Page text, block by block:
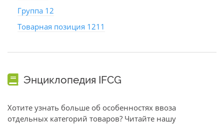
Группа 12
Товарная позиция 1211
Энциклопедия IFCG
Хотите узнать больше об особенностях ввоза
отдельных категорий товаров? Читайте нашу